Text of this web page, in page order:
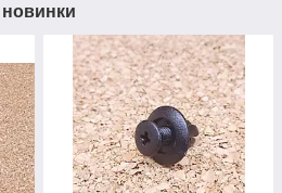
новинки